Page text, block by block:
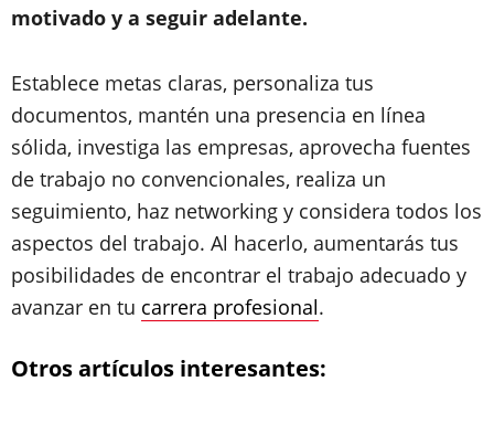
motivado y a seguir adelante.
Establece metas claras, personaliza tus
documentos, mantén una presencia en línea
sólida, investiga las empresas, aprovecha fuentes
de trabajo no convencionales, realiza un
seguimiento, haz networking y considera todos los
aspectos del trabajo. Al hacerlo, aumentarás tus
posibilidades de encontrar el trabajo adecuado y
avanzar en tu carrera profesional.
Otros artículos interesantes: